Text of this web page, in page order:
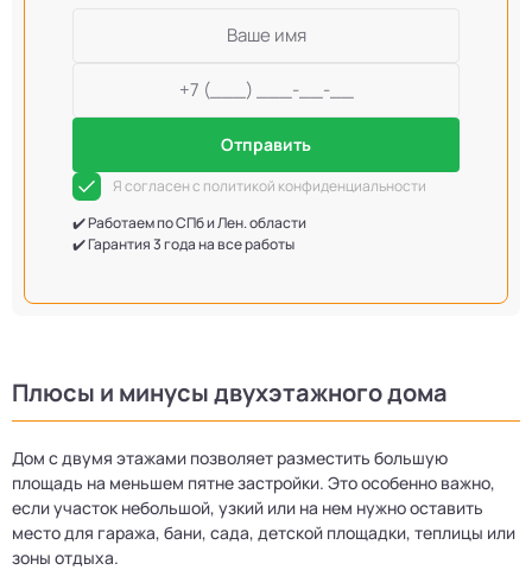
Отправить
Я согласен с политикой конфиденциальности
✔️ Работаем по СПб и Лен. области
✔️ Гарантия 3 года на все работы
Плюсы и минусы двухэтажного дома
Дом с двумя этажами позволяет разместить большую
площадь на меньшем пятне застройки. Это особенно важно,
если участок небольшой, узкий или на нем нужно оставить
место для гаража, бани, сада, детской площадки, теплицы или
зоны отдыха.